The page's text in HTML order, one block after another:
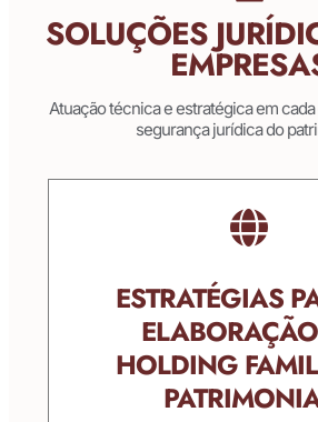
SOLUÇÕES
Atuação técnica e estratégica em
segurança jurídica do
ESTRATÉGIAS
HOLDING